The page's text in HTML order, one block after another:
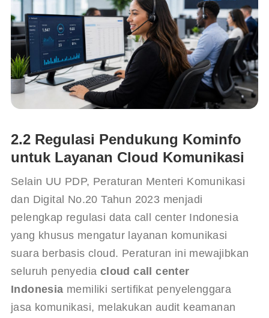
2.2 Regulasi Pendukung Kominfo
untuk Layanan Cloud Komunikasi
Selain UU PDP, Peraturan Menteri Komunikasi
dan Digital No.20 Tahun 2023 menjadi
pelengkap regulasi data call center Indonesia
yang khusus mengatur layanan komunikasi
suara berbasis cloud. Peraturan ini mewajibkan
seluruh penyedia cloud call center
Indonesia memiliki sertifikat penyelenggara
jasa komunikasi, melakukan audit keamanan